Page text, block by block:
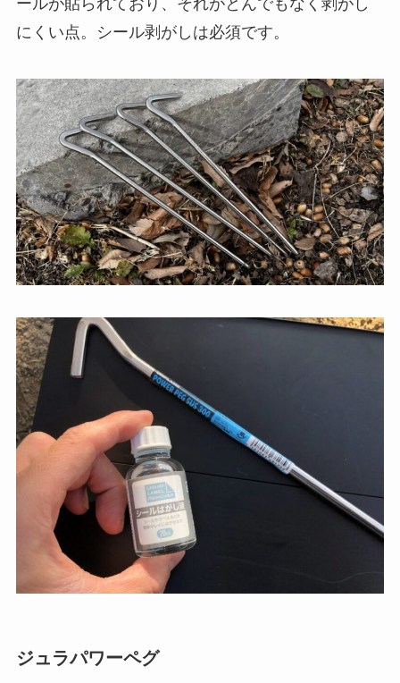
にくい点。シール剥がしは必須です。
ジュラパワーペグ